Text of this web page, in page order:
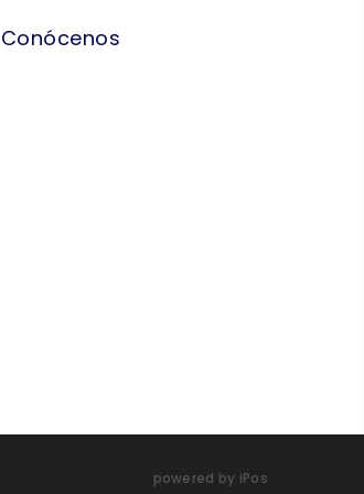
Conócenos
powered by iPos